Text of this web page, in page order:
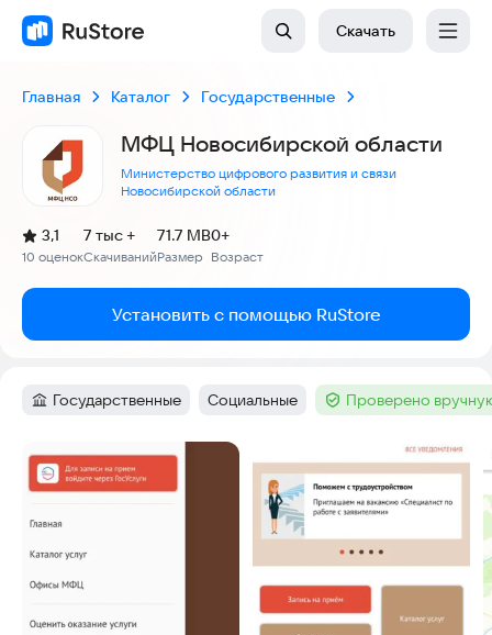
Скачать
Главная Каталог Государственные
МФЦ Новосибирской области
Министерство цифрового развития и связи
Новосибирской области
Рейтинг:
3,1
(
10 оценок
)
Скачиваний
7 тыс +
Размер
71.7 MB
Возраст
0+
Установить с помощью RuStore
Категория:
Государственные Тег:
Социальные Тег :Проверено
Скриншоты